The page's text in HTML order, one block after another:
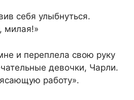
себя улыбнуться.
милая!»
и переплела свою руку
девочки, Чарли.
работу».